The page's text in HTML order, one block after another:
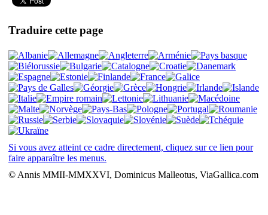
Traduire cette page
Si vous avez atteint ce cadre directement, cliquez sur ce lien pour
faire apparaître les menus.
© Annis MMII-MMXXVI, Dominicus Malleotus, ViaGallica.com